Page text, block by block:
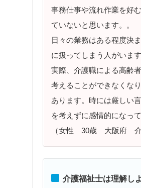
事務仕事や流れ作業を好
ていないと思います。。
日々の業務はある程度決
に扱ってしまう人がいます
実際、介護職による高齢
考えることができなくな
あります。時には厳しい
を考えずに感情的になっ
（女性 30歳 大阪府 介
介護福祉士は理解し